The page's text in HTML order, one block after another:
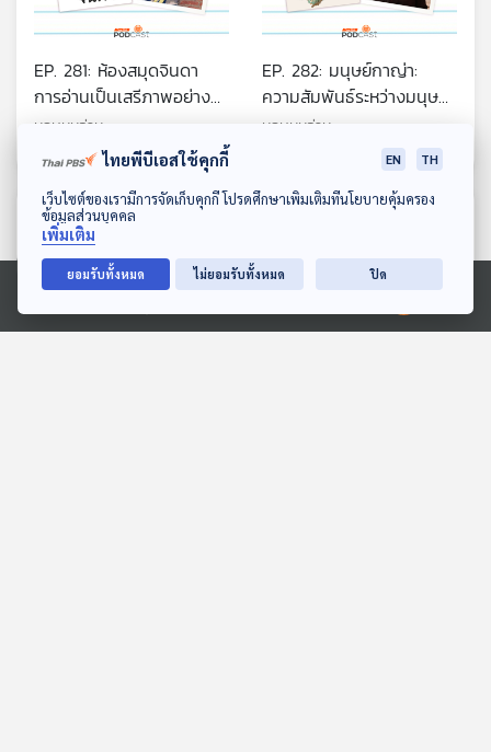
ดาวน์โหลด Thai PBS Podcast Application
Ⓒ 2020 องค์การกระจายเสียงและแพร่ภาพสาธารณะแห่งประเทศไทย
EP. 281: ห้องสมุดจินดา
การอ่านเป็นเสรีภาพอย่าง
หนึ่ง
หลบมุมอ่าน
EP. 282: มนุษย์กาญ่า:
ความสัมพันธ์ระหว่างมนุษย์
กับธรรมชาติ และการเปิด
หลบมุมอ่าน
ตอนที่เกี่ยวข้อง
ไทยพีบีเอสใช้คุกกี้ EN TH
เว็บไซต์ของเรามีการจัดเก็บคุกกี้ โปรดศึกษาเพิ่มเติมที่นโยบายคุ้มครอง
ข้อมูลส่วนบุคคล
เพิ่มเติม
ยอมรับทั้งหมด ไม่ยอมรับทั้งหมด ปิด